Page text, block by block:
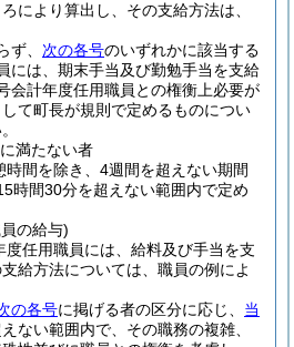
により算出し、その支給方法は、
ず、 次の各号のいずれかに該当する
には、期末手当及び勤勉手当を支給
会計年度任用職員との権衡上必要が
て町長が規則で定めるものについ
満たない者
時間を除き、4週間を超えない期間
時間30分を超えない範囲内で定め
の給与)
度任用職員には、給料及び手当を支
給方法については、職員の例によ
の各号に掲げる者の区分に応じ、 当
ない範囲内で、その職務の複雑、